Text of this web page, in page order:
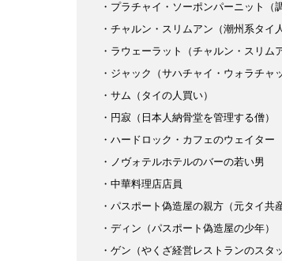
・プラチャイ・ソーポンパーニット（
・チャルン・スリムアン （潮州系タイ
・ラウェーラット
（チャルン・スリム
・ジャック（サハチャイ・ウォラチャ
・サム（タイの人買い）
・円寂（日本人納骨堂を管理する僧）
・ハードロック・カフェのウェイター
・ノヴォテルホテルのバーの若い男
・中華料理店店員
・パスポート偽造屋の親方 （元タイ共
・ディン（パスポート偽造屋の少年）
・ゲン（やくざ経営レストランのスタ